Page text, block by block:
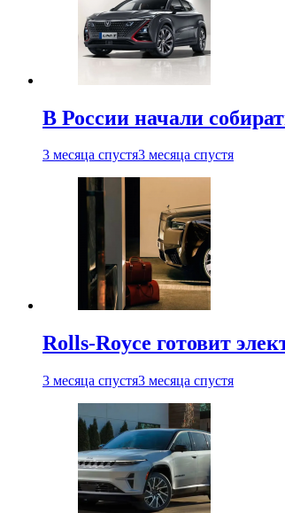
В России начали
3 месяца спустя3 месяца спустя
Rolls-Royce готовит
3 месяца спустя3 месяца спустя